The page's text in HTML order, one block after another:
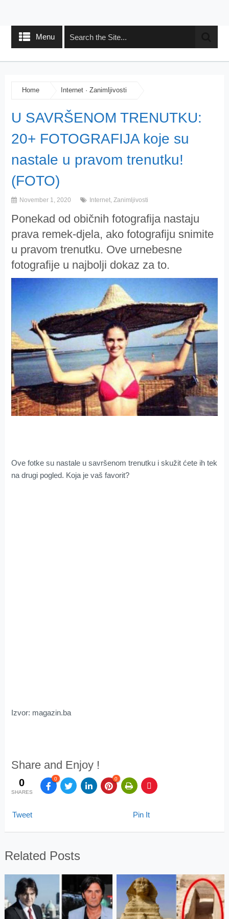
Menu
Home Internet· Zanimljivosti
U SAVRŠENOM TRENUTKU:
20+ FOTOGRAFIJA koje su
nastale u pravom trenutku!
(FOTO)
November 1, 2020 Internet, Zanimljivosti
Ponekad od običnih fotografija nastaju
prava remek-djela, ako fotografiju snimite
u pravom trenutku. Ove urnebesne
fotografije u najbolji dokaz za to.
Ove fotke su nastale u savršenom trenutku i skužit ćete ih tek
na drugi pogled. Koja je vaš favorit?
Izvor: magazin.ba
Share and Enjoy !
0
SHARES
0 0
Tweet Pin It
Related Posts